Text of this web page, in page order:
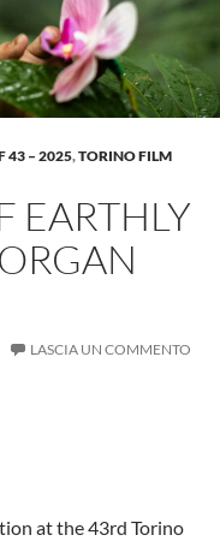
43 – 2025,TORINO FILM
EARTHLY
LASCIA UN COMMENTO
at the 43rd Torino